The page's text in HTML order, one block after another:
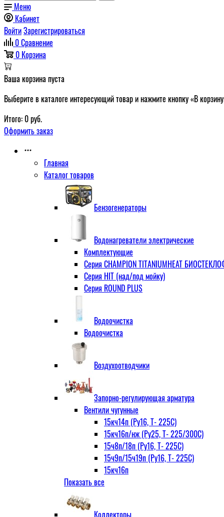
Меню
Кабинет
ВойтиЗарегистрироваться
0Сравнение
0 Корзина
Ваша корзина пуста
Выберите в каталоге интересующий товар и нажмите кнопку «В
Итого: 0руб.
Оформить заказ
Главная
Каталог товаров
Бензогенераторы
Водонагреватели электрические
Комплектующие
Серия CHAMPION TITANIUMHEAT
Серия HIT (над/под мойку)
Серия ROUND PLUS
Водоочистка
Водоочистка
Воздухоотводчики
Запорно-регулирующая арматура
Вентили чугунные
15кч14п (Ру16, Т- 225С)
15кч16п/нж (Ру25, Т- 225/300С)
15ч8п/18п (Ру16, Т- 225С)
15ч9п/15ч19п (Ру16, Т- 225С)
15кч16п
Показать все
Коллекторы